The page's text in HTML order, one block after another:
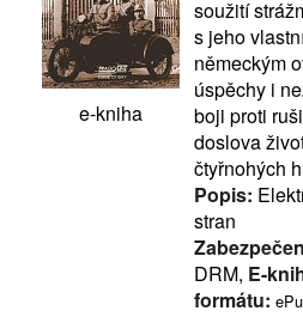
e-kniha
soužití
s jeho
německým
úspěchy i
boji proti
doslova
čtyřnohých
Popis:
stran
DRM, E-
formátu: